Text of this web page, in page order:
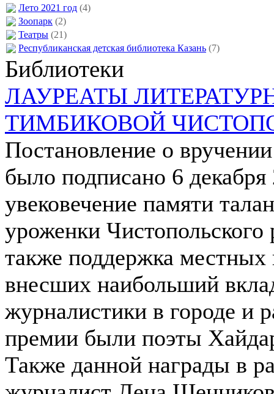
Лето 2021 год (4)
Зоопарк (2)
Театры (21)
Республиканская детская библиотека Казань (7)
Библиотеки
ЛАУРЕАТЫ
ТИМБИКОВОЙ
Постановление о
было подписано 6 декабря
увековечение памяти
уроженки
также поддержка
внесших наибольший
журналистики в городе и
премии были поэты
Также данной награды в